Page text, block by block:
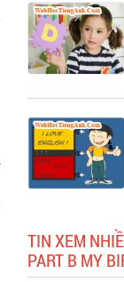
TIN XEM
PART B MY